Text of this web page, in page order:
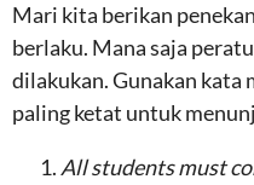
Mari kita berikan
berlaku. Mana saja
dilakukan. Gunakan kata
paling ketat untuk
All students must